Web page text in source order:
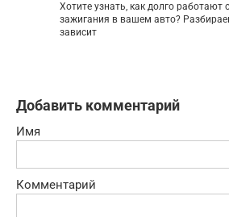
Хотите узнать, как долго работают
зажигания в вашем авто?
зависит
Добавить комментарий
Имя
Комментарий